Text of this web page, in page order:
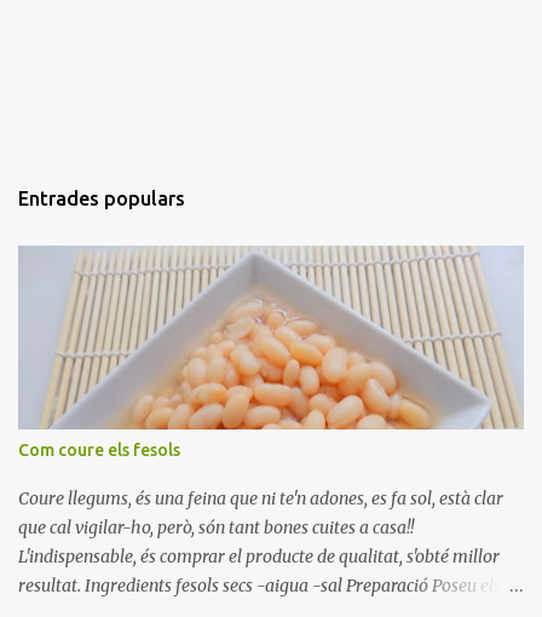
Entrades populars
Com coure els fesols
Coure llegums, és una feina que ni te'n adones, es fa sol, està clar
que cal vigilar-ho, però, són tant bones cuites a casa!!
L'indispensable, és comprar el producte de qualitat, s'obté millor
resultat. Ingredients fesols secs -aigua -sal Preparació Poseu els